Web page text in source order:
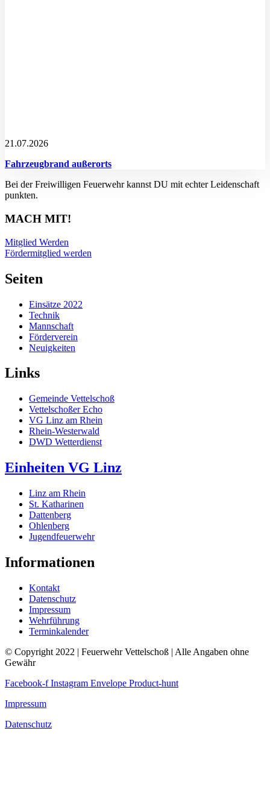
21.07.2026
Fahrzeugbrand außerorts
Bei der Freiwilligen Feuerwehr kannst DU mit echter Leidenschaft
punkten.
MACH MIT!
Mitglied Werden
Fördermitglied werden
Seiten
Einsätze 2022
Technik
Mannschaft
Förderverein
Neuigkeiten
Links
Gemeinde Vettelschoß
Vettelschoßer Echo
VG Linz am Rhein
Rhein-Westerwald
DWD Wetterdienst
Einheiten VG Linz
Linz am Rhein
St. Katharinen
Dattenberg
Ohlenberg
Jugendfeuerwehr
Informationen
Kontakt
Datenschutz
Impressum
Wehrführung
Terminkalender
© Copyright 2022 | Feuerwehr Vettelschoß | Alle Angaben ohne
Gewähr
Facebook-f Instagram Envelope Product-hunt
Impressum
Datenschutz